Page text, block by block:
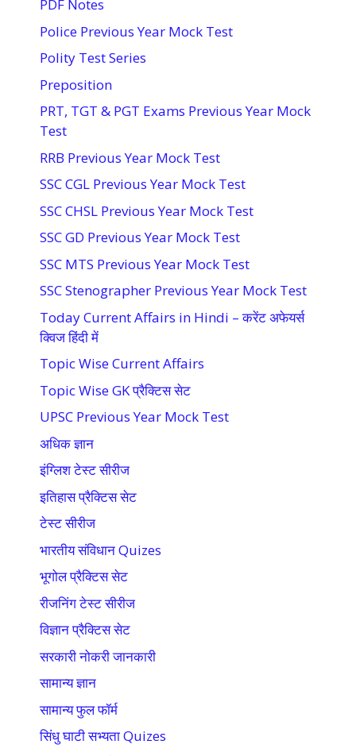
PDF Notes
Police Previous Year Mock Test
Polity Test Series
Preposition
PRT, TGT & PGT Exams Previous Year Mock
Test
RRB Previous Year Mock Test
SSC CGL Previous Year Mock Test
SSC CHSL Previous Year Mock Test
SSC GD Previous Year Mock Test
SSC MTS Previous Year Mock Test
SSC Stenographer Previous Year Mock Test
Today Current Affairs in Hindi – करेंट अफेयर्स
क्विज हिंदी में
Topic Wise Current Affairs
Topic Wise GK प्रैक्टिस सेट
UPSC Previous Year Mock Test
अधिक ज्ञान
इंग्लिश टेस्ट सीरीज
इतिहास प्रैक्टिस सेट
टेस्ट सीरीज
भारतीय संविधान Quizes
भूगोल प्रैक्टिस सेट
रीजनिंग टेस्ट सीरीज
विज्ञान प्रैक्टिस सेट
सरकारी नोकरी जानकारी
सामान्य ज्ञान
सामान्य फुल फॉर्म
सिंधु घाटी सभ्यता Quizes